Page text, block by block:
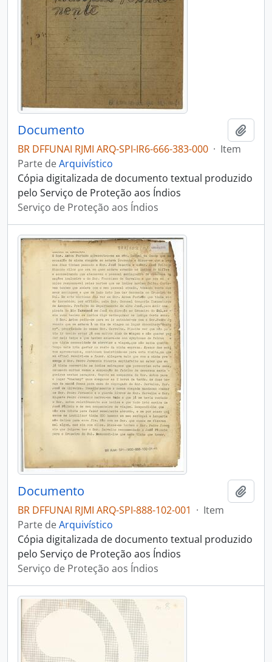
Documento
BR DFFUNAI RJMI ARQ-SPI-IR6-666-383-000 · Item
Parte deArquivístico
Cópia digitalizada de documento textual produzido
pelo Serviço de Proteção aos Índios
Serviço de Proteção aos Índios
Documento
BR DFFUNAI RJMI ARQ-SPI-888-102-001 · Item
Parte deArquivístico
Cópia digitalizada de documento textual produzido
pelo Serviço de Proteção aos Índios
Serviço de Proteção aos Índios